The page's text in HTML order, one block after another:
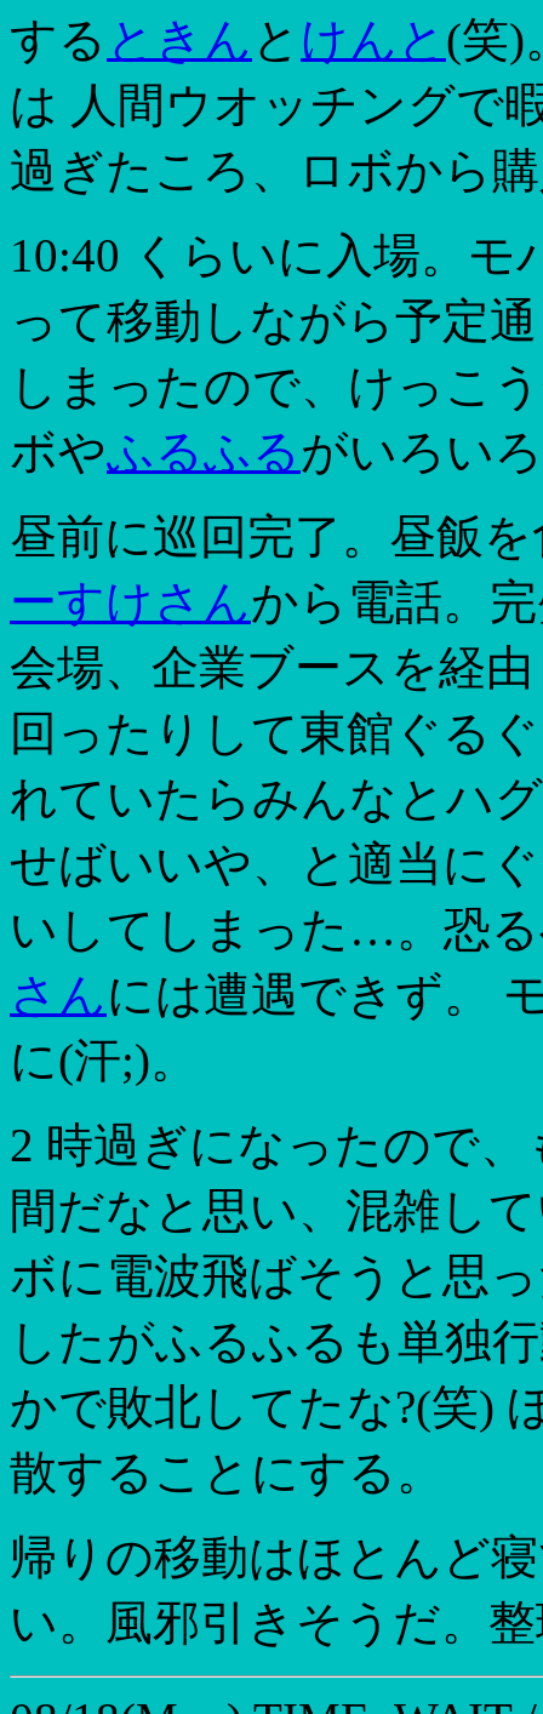
する ときん と けんと (笑)
は 人間ウオッチングで
過ぎたころ、ロボから
10:40 くらいに入場。
って移動しながら予定
しまったので、けっこ
ボやふるふるがいろい
昼前に巡回完了。昼飯
ーすけさんから電話。
会場、企業ブースを経
回ったりして東館ぐる
れていたらみんなとハ
せばいいや、と適当に
いしてしまった…。恐
さんには遭遇できず。
に(汗;)。
2 時過ぎになったので
間だなと思い、混雑し
ボに電波飛ばそうと思
したがふるふるも単独
かで敗北してたな?(笑)
散することにする。
帰りの移動はほとんど
い。風邪引きそうだ。